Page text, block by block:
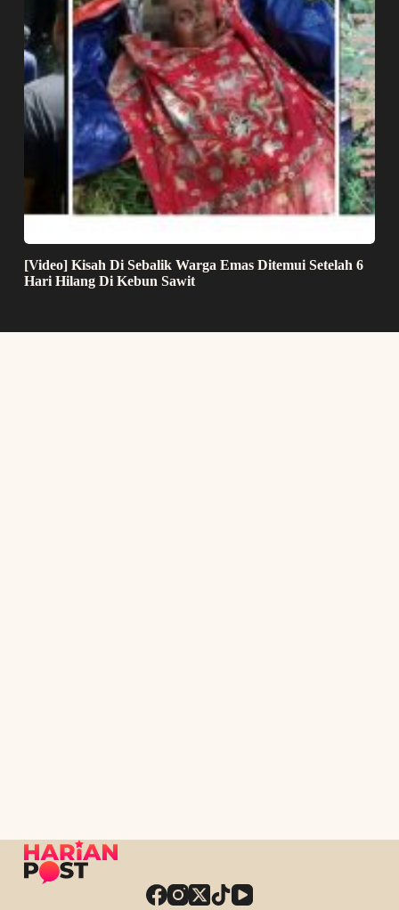
[Video] Kisah Di Sebalik Warga Emas Ditemui Setelah 6
Hari Hilang Di Kebun Sawit